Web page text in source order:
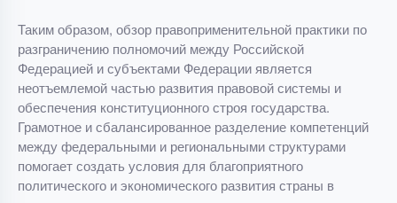
Таким образом, обзор правоприменительной практики по
разграничению полномочий между Российской
Федерацией и субъектами Федерации является
неотъемлемой частью развития правовой системы и
обеспечения конституционного строя государства.
Грамотное и сбалансированное разделение компетенций
между федеральными и региональными структурами
помогает создать условия для благоприятного
политического и экономического развития страны в